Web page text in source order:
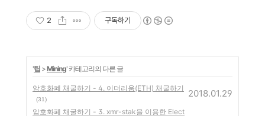
2 구독하기
'팁 >Mining' 카테고리의 다른 글
암호화폐 채굴하기 - 4. 이더리움(ETH) 채굴하기
(31)
2018.01.29
암호화폐 채굴하기 - 3. xmr-stak을 이용한 Elect